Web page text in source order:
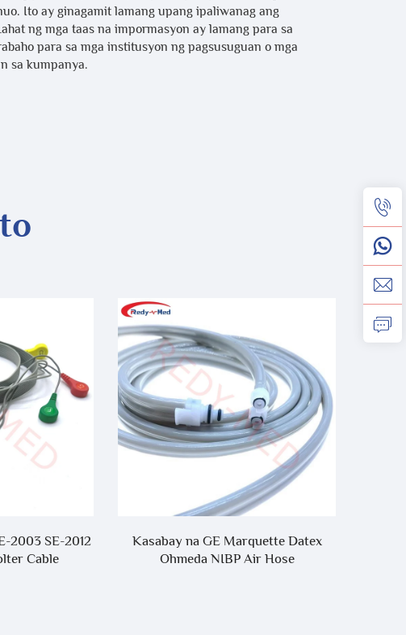
Ito ay ginagamit lamang upang ipaliwanag ang
ng mga taas na impormasyon ay lamang para sa
para sa mga institusyon ng pagsusuguan o mga
sa kumpanya.
2003 SE-2012
Cable
Kasabay na GE Marquette Datex
Ohmeda NIBP Air Hose